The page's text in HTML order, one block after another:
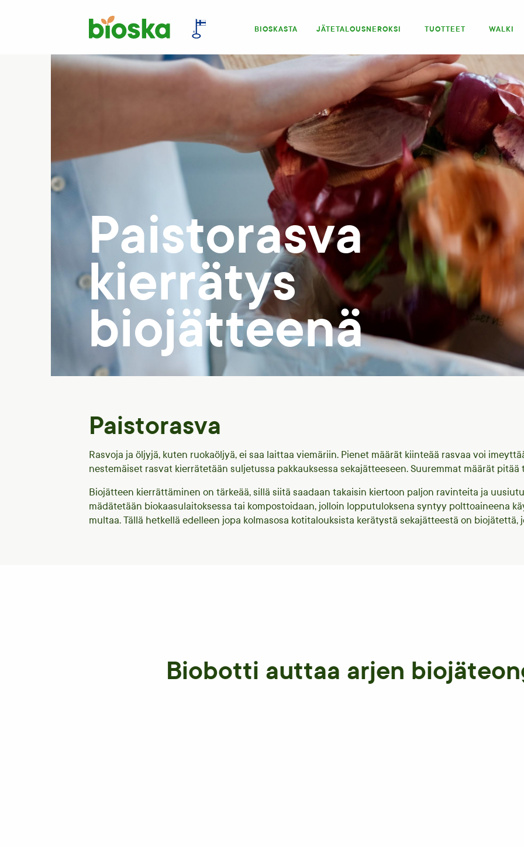
BIOSKASTA JÄTETALOUSNEROKSI TUOTTEET WALKI
Paistorasva
kierrätys
biojätteenä
Paistorasva
Rasvoja ja öljyjä, kuten ruokaöljyä, ei saa laittaa viemäriin. Pienet määrät kiinteää rasvaa voi
nestemäiset rasvat kierrätetään suljetussa pakkauksessa sekajätteeseen. Suuremmat määrät
Biojätteen kierrättäminen on tärkeää, sillä siitä saadaan takaisin kiertoon paljon ravinteita ja
mädätetään biokaasulaitoksessa tai kompostoidaan, jolloin lopputuloksena syntyy polttoaineena
multaa. Tällä hetkellä edelleen jopa kolmasosa kotitalouksista kerätystä sekajätteestä on biojätettä,
Biobotti auttaa arjen